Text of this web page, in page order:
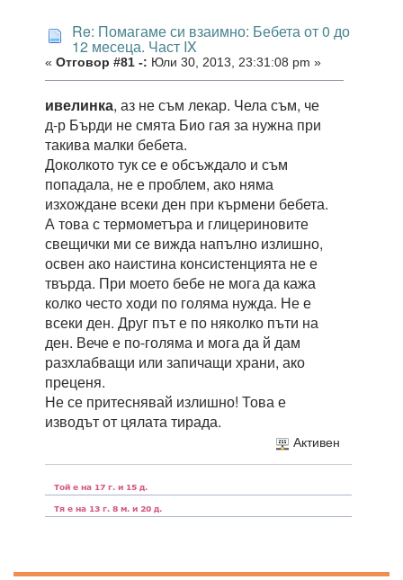
Re: Помагаме си взаимно: Бебета от 0 до
12 месеца. Част IX
« Отговор #81 -: Юли 30, 2013, 23:31:08 pm »
ивелинка, аз не съм лекар. Чела съм, че
д-р Бърди не смята Био гая за нужна при
такива малки бебета.
Доколкото тук се е обсъждало и съм
попадала, не е проблем, ако няма
изхождане всеки ден при кърмени бебета.
А това с термометъра и глицериновите
свещички ми се вижда напълно излишно,
освен ако наистина консистенцията не е
твърда. При моето бебе не мога да кажа
колко често ходи по голяма нужда. Не е
всеки ден. Друг път е по няколко пъти на
ден. Вече е по-голяма и мога да й дам
разхлабващи или запичащи храни, ако
преценя.
Не се притеснявай излишно! Това е
изводът от цялата тирада.
Активен